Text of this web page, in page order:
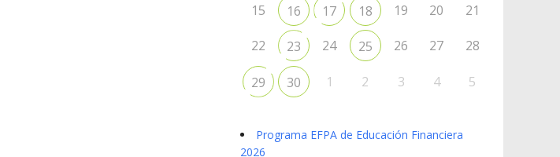
15 16 17 18 19 20 21
22 23 24 25 26 27 28
29 30 1 2 3 4 5
Programa EFPA de Educación Financiera
2026